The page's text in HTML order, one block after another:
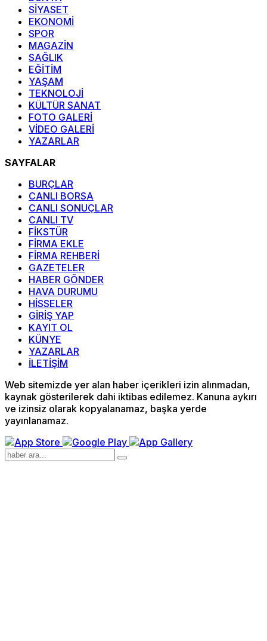
SİYASET
EKONOMİ
SPOR
MAGAZİN
SAĞLIK
EĞİTİM
YAŞAM
TEKNOLOJİ
KÜLTÜR SANAT
FOTO GALERİ
VİDEO GALERİ
YAZARLAR
SAYFALAR
BURÇLAR
CANLI BORSA
CANLI SONUÇLAR
CANLI TV
FİKSTÜR
FİRMA EKLE
FİRMA REHBERİ
GAZETELER
HABER GÖNDER
HAVA DURUMU
HİSSELER
GİRİŞ YAP
KAYIT OL
KÜNYE
YAZARLAR
İLETİŞİM
Web sitemizde yer alan haber içerikleri izin alınmadan,
kaynak gösterilerek dahi iktibas edilemez. Kanuna aykırı
ve izinsiz olarak kopyalanamaz, başka yerde
yayınlanamaz.